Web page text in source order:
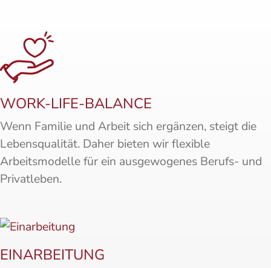
WORK-LIFE-BALANCE
Wenn Familie und Arbeit sich ergänzen, steigt die
Lebensqualität. Daher bieten wir flexible
Arbeitsmodelle für ein ausgewogenes Berufs- und
Privatleben.
EINARBEITUNG